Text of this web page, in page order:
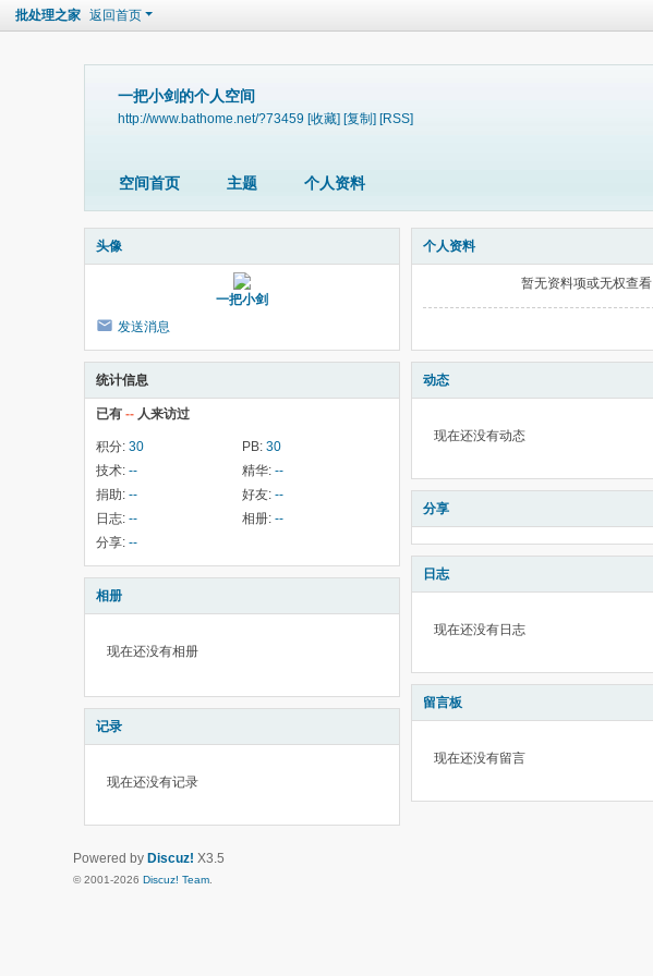
批处理之家 返回首页
一把小剑的个人空间
http://www.bathome.net/?73459 [收藏] [复制] [RSS]
空间首页 主题 个人资料
头像
一把小剑
发送消息
统计信息
已有 -- 人来访过
积分: 30 PB: 30
技术: -- 精华: --
捐助: -- 好友: --
日志: -- 相册: --
分享: --
相册
现在还没有相册
记录
现在还没有记录
个人资料
暂无资料项或无权查看
动态
现在还没有动态
分享
日志
现在还没有日志
留言板
现在还没有留言
Powered by Discuz! X3.5
© 2001-2026 Discuz! Team